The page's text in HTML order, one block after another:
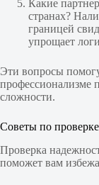
Какие
странах?
границей
упрощает
Эти вопросы
профессионализме
сложности.
Советы по
Проверка
поможет вам